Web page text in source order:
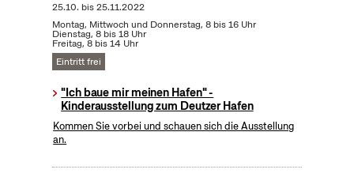
25.10. bis25.11.2022
Montag, Mittwoch und Donnerstag, 8 bis 16 Uhr
Dienstag, 8 bis 18 Uhr
Freitag, 8 bis 14 Uhr
Eintritt frei
"Ich baue mir meinen Hafen" -
Kinderausstellung zum Deutzer Hafen
Kommen Sie vorbei und schauen sich die Ausstellung
an.